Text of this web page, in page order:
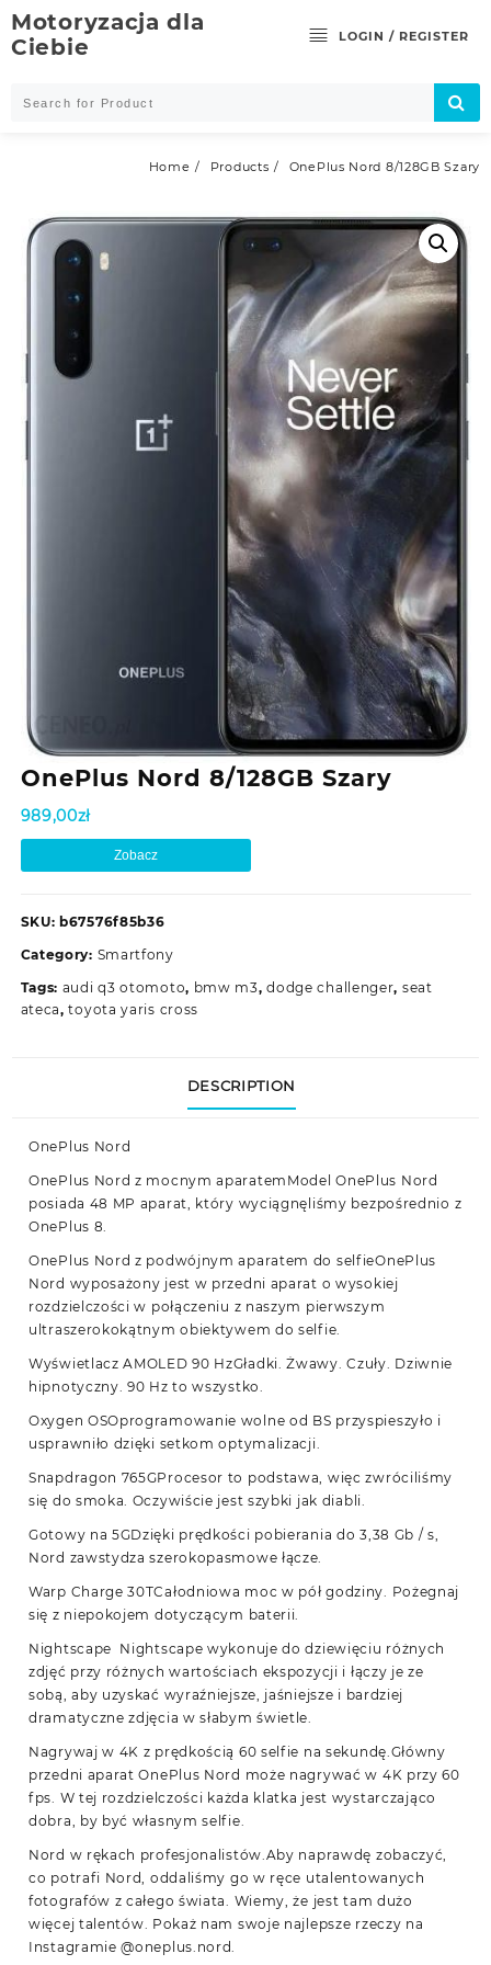
Skip
to
content
Motoryzacja dla
Ciebie
LOGIN / REGISTER
Home Products OnePlus Nord 8/128GB Szary
OnePlus Nord 8/128GB Szary
989,00zł
Zobacz
SKU: b67576f85b36
Category: Smartfony
Tags: audi q3 otomoto, bmw m3,dodge challenger, seat
ateca,toyota yaris cross
DESCRIPTION
OnePlus Nord
OnePlus Nord z mocnym aparatemModel OnePlus Nord
posiada 48 MP aparat, który wyciągnęliśmy bezpośrednio z
OnePlus 8.
OnePlus Nord z podwójnym aparatem do selfieOnePlus
Nord wyposażony jest w przedni aparat o wysokiej
rozdzielczości w połączeniu z naszym pierwszym
ultraszerokokątnym obiektywem do selfie.
Wyświetlacz AMOLED 90 HzGładki. Żwawy. Czuły. Dziwnie
hipnotyczny. 90 Hz to wszystko.
Oxygen OSOprogramowanie wolne od BS przyspieszyło i
usprawniło dzięki setkom optymalizacji.
Snapdragon 765GProcesor to podstawa, więc zwróciliśmy
się do smoka. Oczywiście jest szybki jak diabli.
Gotowy na 5GDzięki prędkości pobierania do 3,38 Gb / s,
Nord zawstydza szerokopasmowe łącze.
Warp Charge 30TCałodniowa moc w pół godziny. Pożegnaj
się z niepokojem dotyczącym baterii.
Nightscape Nightscape wykonuje do dziewięciu różnych
zdjęć przy różnych wartościach ekspozycji i łączy je ze
sobą, aby uzyskać wyraźniejsze, jaśniejsze i bardziej
dramatyczne zdjęcia w słabym świetle.
Nagrywaj w 4K z prędkością 60 selfie na sekundę.Główny
przedni aparat OnePlus Nord może nagrywać w 4K przy 60
fps. W tej rozdzielczości każda klatka jest wystarczająco
dobra, by być własnym selfie.
Nord w rękach profesjonalistów.Aby naprawdę zobaczyć,
co potrafi Nord, oddaliśmy go w ręce utalentowanych
fotografów z całego świata. Wiemy, że jest tam dużo
więcej talentów. Pokaż nam swoje najlepsze rzeczy na
Instagramie @oneplus.nord.